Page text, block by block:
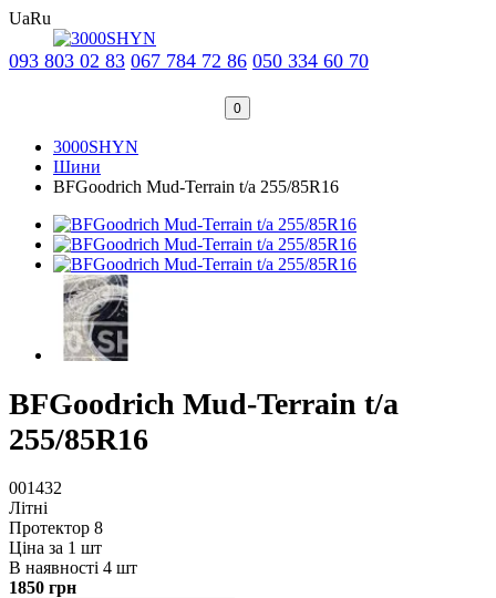
UaRu
093 803 02 83 067 784 72 86 050 334 60 70
0
3000SHYN
Шини
BFGoodrich Mud-Terrain t/a 255/85R16
BFGoodrich Mud-Terrain t/a
255/85R16
001432
Літні
Протектор 8
Ціна за 1 шт
В наявності 4 шт
1850 грн